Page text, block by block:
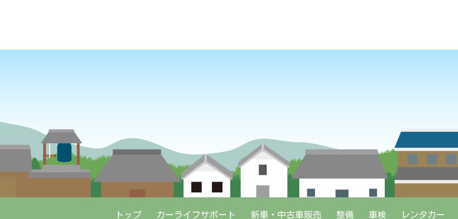
トップ カーライフサポート 新車・中古車販売 整備 車検 レンタカー